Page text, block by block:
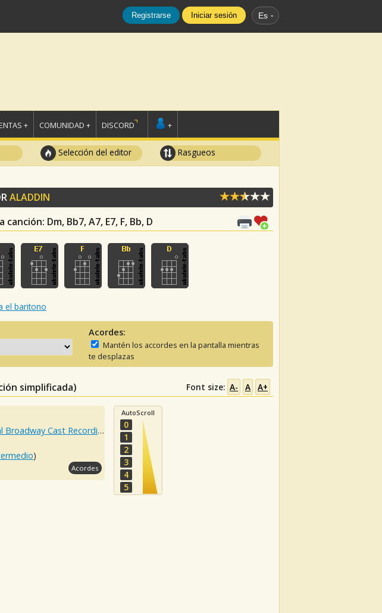
Registrarse Iniciar sesión Es
+ COMUNIDAD + DISCORD +
Selección del editor Rasgueos
ALADDIN
canción: Dm, Bb7, A7, E7, F, Bb, D
el baritono
Acordes:
Mantén los accordes en la pantalla mientras
te desplazas
simplificada) Font size: A- A A+
Cast Recording
)
Acordes
AutoScroll
0
1
2
3
4
5